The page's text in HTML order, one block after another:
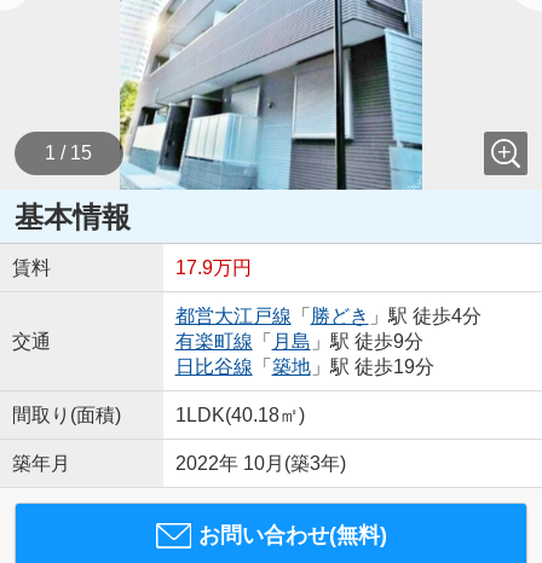
1 / 15
基本情報
賃料 17.9万円
交通
都営大江戸線 「 勝どき 」駅 徒歩4分
有楽町線 「 月島 」駅 徒歩9分
日比谷線 「 築地」駅 徒歩19分
間取り(面積) 1LDK(40.18㎡)
築年月 2022年 10月(築3年)
お問い合わせ(無料)